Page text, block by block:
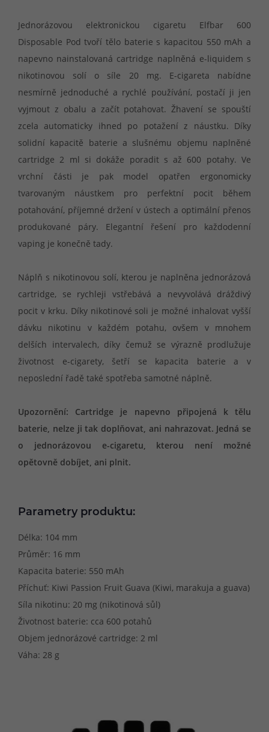
Jednorázovou elektronickou cigaretu Elfbar 600
Disposable Pod tvoří tělo baterie s kapacitou 550 mAh a
napevno nainstalovaná cartridge naplněná e-liquidem s
nikotinovou solí o síle 20 mg. E-cigareta nabídne
nesmírně jednoduché a rychlé používání, postačí ji jen
vyjmout z obalu a začít potahovat. Žhavení se spouští
zcela automaticky ihned po potažení z náustku. Díky
solidní kapacitě baterie a slušnému objemu naplněné
cartridge 2 ml si dokáže poradit s až 600 potahy. Ve
vrchní části je pak model opatřen ergonomicky
tvarovaným náustkem pro perfektní pocit během
potahování, příjemné držení v ústech a optimální přenos
produkované páry. Elegantní řešení pro každodenní
vaping je konečně tady.
Náplň s nikotinovou solí, kterou je naplněna jednorázová
cartridge, se rychleji vstřebává a nevyvolává dráždivý
pocit v krku. Díky nikotinové soli je možné inhalovat vyšší
dávku nikotinu v každém potahu, ovšem v mnohem
delších intervalech, díky čemuž se výrazně prodlužuje
životnost e-cigarety, šetří se kapacita baterie a v
neposlední řadě také spotřeba samotné náplně.
Upozornění: Cartridge je napevno připojená k tělu
baterie, nelze ji tak doplňovat, ani nahrazovat. Jedná se
o jednorázovou e-cigaretu, kterou není možné
opětovně dobíjet, ani plnit.
Parametry produktu:
Délka: 104 mm
Průměr: 16 mm
Kapacita baterie: 550 mAh
Příchuť: Kiwi Passion Fruit Guava (Kiwi, marakuja a guava)
Síla nikotinu: 20 mg (nikotinová sůl)
Životnost baterie: cca 600 potahů
Objem jednorázové cartridge: 2 ml
Váha: 28 g